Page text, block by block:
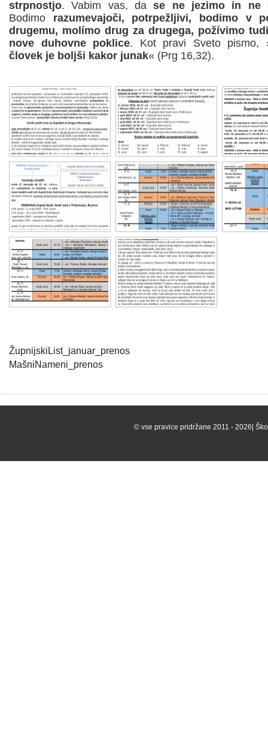
strpnostjo. Vabim vas, dase ne jezimo in ne
Bodimo razumevajoči, potrpežljivi, bodimo v
drugemu, molímo drug za drugega, požívimo
nove duhovne poklice. Kot pravi Sveto pismo,
človek je boljši kakor junak« (Prg 16,32).
ŽupnijskiList_januar_prenos
MašniNameni_prenos
© vse pravice pridržane 2011 - 2026|